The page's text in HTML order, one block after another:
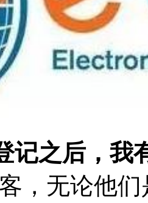
记之后，我
，无论他